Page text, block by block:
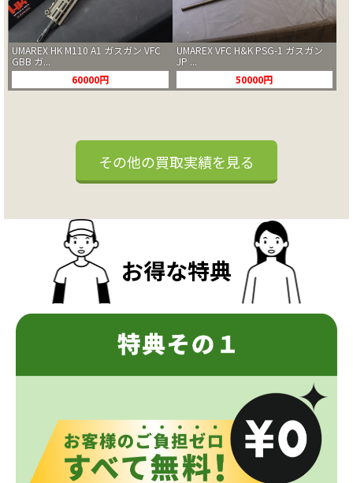
UMAREX HK M110 A1 ガスガン VFC
GBB ガ...
60000円
UMAREX VFC H&K PSG-1 ガスガン
JP ...
50000円
その他の買取実績を見る
お得な特典